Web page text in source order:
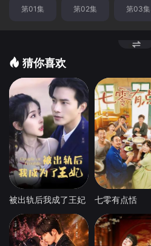
第01集 第02集 第03集
猜你喜欢
被出轨后我成了王妃 七零有点恬